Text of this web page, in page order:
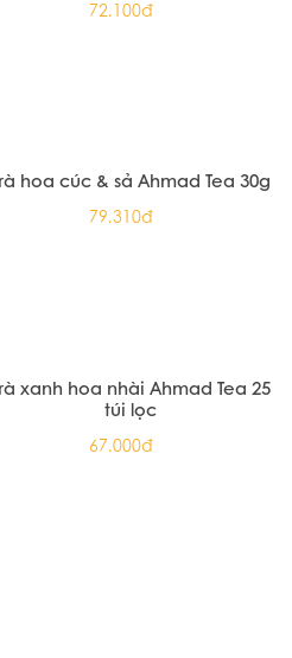
72.100đ
Trà đen English Breakfast Ahmad
Tea 20 túi nhôm